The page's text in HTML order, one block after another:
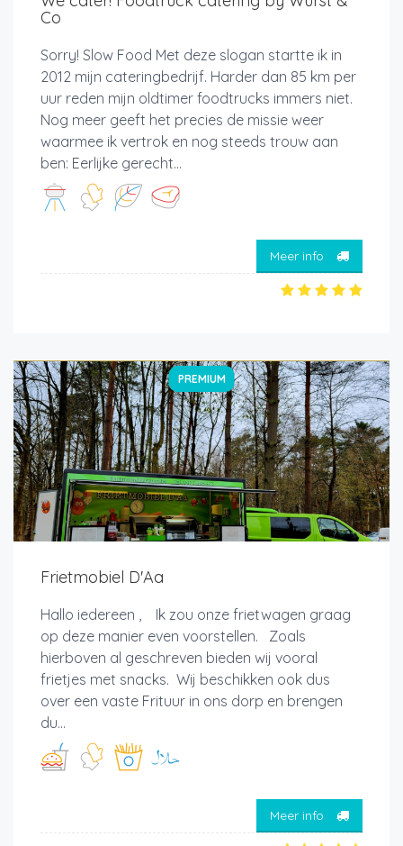
Co
Sorry! Slow Food Met deze slogan startte ik in
2012 mijn cateringbedrijf. Harder dan 85 km per
uur reden mijn oldtimer foodtrucks immers niet.
Nog meer geeft het precies de missie weer
waarmee ik vertrok en nog steeds trouw aan
ben: Eerlijke gerecht...
Meer info
PREMIUM
Frietmobiel D'Aa
Hallo iedereen , Ik zou onze frietwagen graag
op deze manier even voorstellen. Zoals
hierboven al geschreven bieden wij vooral
frietjes met snacks. Wij beschikken ook dus
over een vaste Frituur in ons dorp en brengen
du...
Meer info